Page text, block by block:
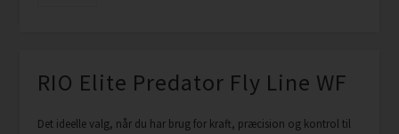
RIO Elite Predator Fly Line WF
Det ideelle valg, når du har brug for kraft, præcision og kontrol til